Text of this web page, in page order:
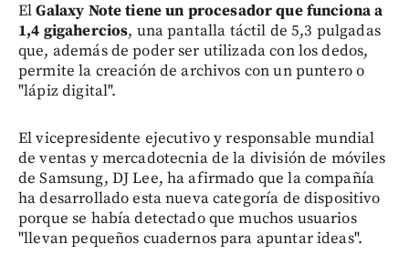
ElGalaxy Note tiene un procesador que funciona a
1,4 gigahercios, una pantalla táctil de 5,3 pulgadas
que, además de poder ser utilizada con los dedos,
permite la creación de archivos con un puntero o
"lápiz digital".
El vicepresidente ejecutivo y responsable mundial
de ventas y mercadotecnia de la división de móviles
de Samsung, DJ Lee, ha afirmado que la compañía
ha desarrollado esta nueva categoría de dispositivo
porque se había detectado que muchos usuarios
"llevan pequeños cuadernos para apuntar ideas".